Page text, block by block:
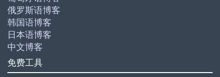
俄罗斯语博客
韩国语博客
日本语博客
中文博客
免费工具